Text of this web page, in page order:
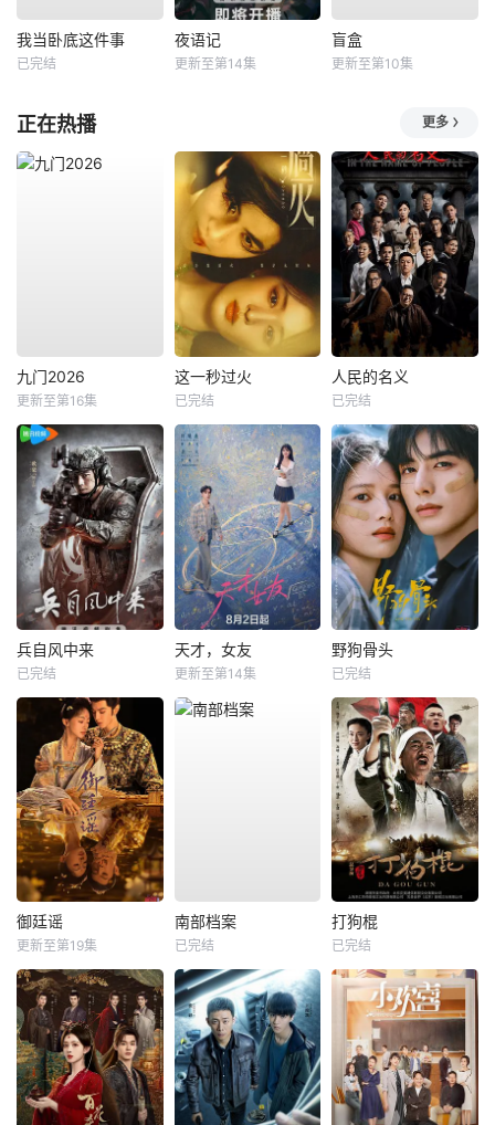
我当卧底这件事
已完结
夜语记
更新至第14集
盲盒
更新至第10集
正在热播 更多
九门2026
更新至第16集
这一秒过火
已完结
人民的名义
已完结
兵自风中来
已完结
天才，女友
更新至第14集
野狗骨头
已完结
御廷谣
更新至第19集
南部档案
已完结
打狗棍
已完结